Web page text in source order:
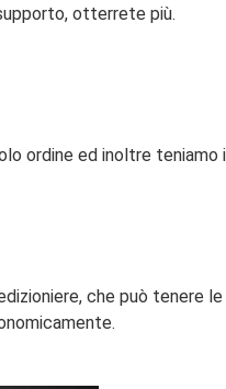
otterrete più.
ordine ed inoltre teniamo
che può tenere